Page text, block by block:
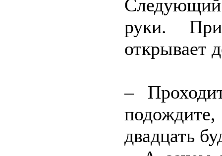
Следующий
руки.
открывает
–
двадцать